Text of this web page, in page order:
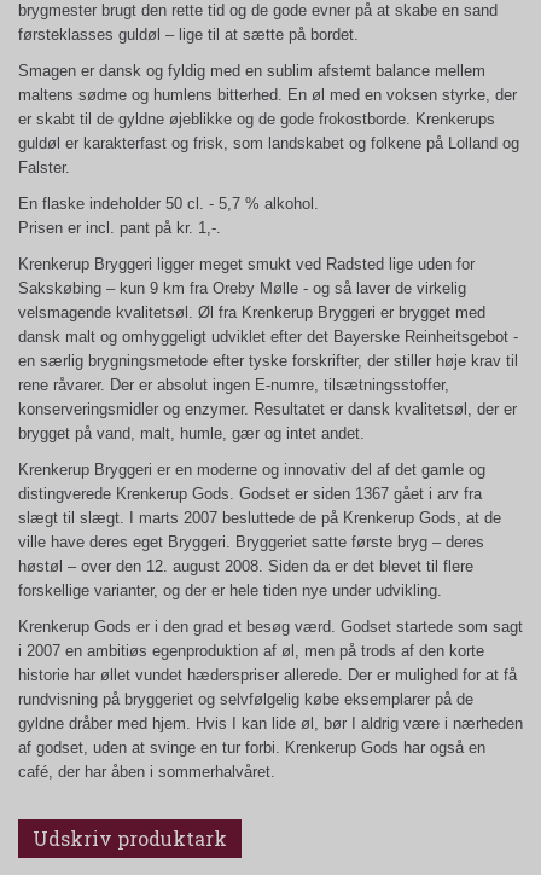
brygmester brugt den rette tid og de gode evner på at skabe en sand
førsteklasses guldøl – lige til at sætte på bordet.
Smagen er dansk og fyldig med en sublim afstemt balance mellem
maltens sødme og humlens bitterhed. En øl med en voksen styrke, der
er skabt til de gyldne øjeblikke og de gode frokostborde. Krenkerups
guldøl er karakterfast og frisk, som landskabet og folkene på Lolland og
Falster.
En flaske indeholder 50 cl. - 5,7 % alkohol.
Prisen er incl. pant på kr. 1,-.
Krenkerup Bryggeri ligger meget smukt ved Radsted lige uden for
Sakskøbing – kun 9 km fra Oreby Mølle - og så laver de virkelig
velsmagende kvalitetsøl. Øl fra Krenkerup Bryggeri er brygget med
dansk malt og omhyggeligt udviklet efter det Bayerske Reinheitsgebot -
en særlig brygningsmetode efter tyske forskrifter, der stiller høje krav til
rene råvarer. Der er absolut ingen E-numre, tilsætningsstoffer,
konserveringsmidler og enzymer. Resultatet er dansk kvalitetsøl, der er
brygget på vand, malt, humle, gær og intet andet.
Krenkerup Bryggeri er en moderne og innovativ del af det gamle og
distingverede Krenkerup Gods. Godset er siden 1367 gået i arv fra
slægt til slægt. I marts 2007 besluttede de på Krenkerup Gods, at de
ville have deres eget Bryggeri. Bryggeriet satte første bryg – deres
høstøl – over den 12. august 2008. Siden da er det blevet til flere
forskellige varianter, og der er hele tiden nye under udvikling.
Krenkerup Gods er i den grad et besøg værd. Godset startede som sagt
i 2007 en ambitiøs egenproduktion af øl, men på trods af den korte
historie har øllet vundet hæderspriser allerede. Der er mulighed for at få
rundvisning på bryggeriet og selvfølgelig købe eksemplarer på de
gyldne dråber med hjem. Hvis I kan lide øl, bør I aldrig være i nærheden
af godset, uden at svinge en tur forbi. Krenkerup Gods har også en
café, der har åben i sommerhalvåret.
Udskriv produktark